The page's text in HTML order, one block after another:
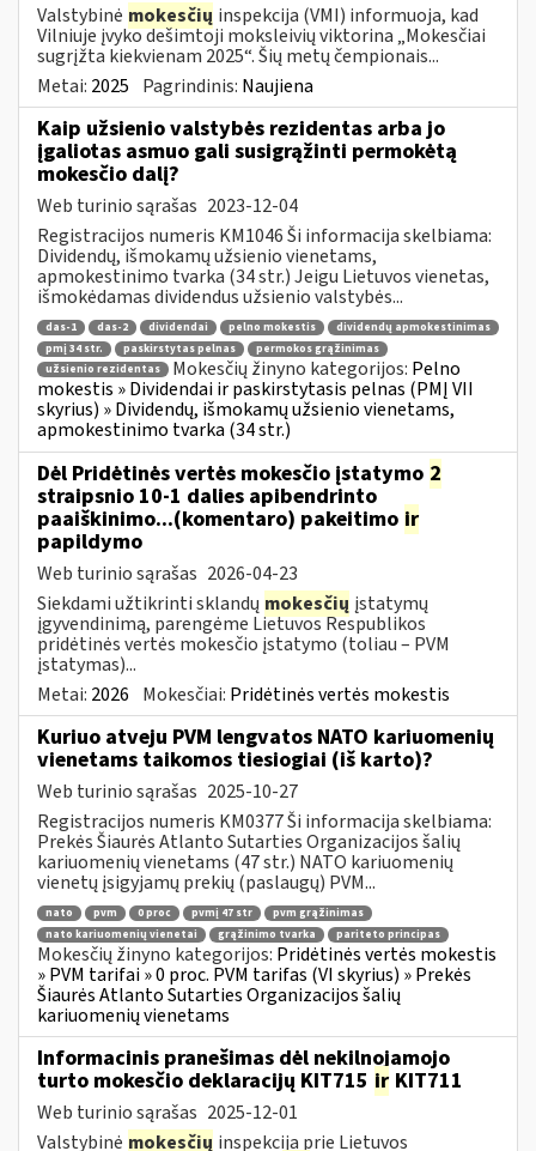
Valstybinė mokesčių inspekcija (VMI) informuoja, kad
Vilniuje įvyko dešimtoji moksleivių viktorina „Mokesčiai
sugrįžta kiekvienam 2025“. Šių metų čempionais...
Metai: 2025 Pagrindinis: Naujiena
Kaip užsienio valstybės rezidentas arba jo
įgaliotas asmuo gali susigrąžinti permokėtą
mokesčio dalį?
Web turinio sąrašas 2023-12-04
Registracijos numeris KM1046 Ši informacija skelbiama:
Dividendų, išmokamų užsienio vienetams,
apmokestinimo tvarka (34 str.) Jeigu Lietuvos vienetas,
išmokėdamas dividendus užsienio valstybės...
das-1 das-2 dividendai pelno mokestis
dividendų apmokestinimas
pmį 34 str.
paskirstytas pelnas
permokos grąžinimas
užsienio rezidentas
Mokesčių žinyno kategorijos: Pelno
mokestis » Dividendai ir paskirstytasis pelnas (PMĮ VII
skyrius) » Dividendų, išmokamų užsienio vienetams,
apmokestinimo tvarka (34 str.)
Dėl Pridėtinės vertės mokesčio įstatymo 2
straipsnio 10-1 dalies apibendrinto
paaiškinimo...(komentaro) pakeitimo ir
papildymo
Web turinio sąrašas 2026-04-23
Siekdami užtikrinti sklandų mokesčių įstatymų
įgyvendinimą, parengėme Lietuvos Respublikos
pridėtinės vertės mokesčio įstatymo (toliau – PVM
įstatymas)...
Metai: 2026 Mokesčiai: Pridėtinės vertės mokestis
Kuriuo atveju PVM lengvatos NATO kariuomenių
vienetams taikomos tiesiogiai (iš karto)?
Web turinio sąrašas 2025-10-27
Registracijos numeris KM0377 Ši informacija skelbiama:
Prekės Šiaurės Atlanto Sutarties Organizacijos šalių
kariuomenių vienetams (47 str.) NATO kariuomenių
vienetų įsigyjamų prekių (paslaugų) PVM...
nato pvm 0 proc pvmį 47 str
pvm grąžinimas
nato kariuomenių vienetai
grąžinimo tvarka pariteto principas
Mokesčių žinyno kategorijos: Pridėtinės vertės mokestis
» PVM tarifai » 0 proc. PVM tarifas (VI skyrius) » Prekės
Šiaurės Atlanto Sutarties Organizacijos šalių
kariuomenių vienetams
Informacinis pranešimas dėl nekilnojamojo
turto mokesčio deklaracijų KIT715 ir KIT711
Web turinio sąrašas 2025-12-01
Valstybinė mokesčių inspekcija prie Lietuvos